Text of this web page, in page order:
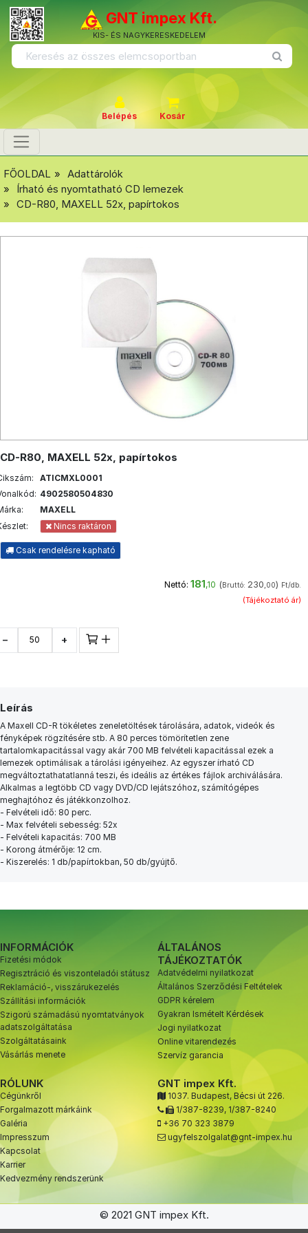
GNT impex Kft.
KIS- ÉS NAGYKERESKEDELEM
Belépés Kosár
FŐOLDAL
Adattárolók
Írható és nyomtatható CD lemezek
CD-R80, MAXELL 52x, papírtokos
CD-R80, MAXELL 52x, papírtokos
ATICMXL0001
4902580504830
MAXELL
Nincs raktáron
Csak rendelésre kapható
Nettó: 181,10 (Bruttó: 230,00) Ft/db.
(Tájékoztató ár)
− +
Leírás
A Maxell CD-R tökéletes zeneletöltések tárolására, adatok, videók és
fényképek rögzítésére stb. A 80 perces tömörítetlen zene
tartalomkapacitással vagy akár 700 MB felvételi kapacitással ezek a
lemezek optimálisak a tárolási igényeihez. Az egyszer írható CD
megváltoztathatatlanná teszi, és ideális az értékes fájlok archiválására.
Alkalmas a legtöbb CD vagy DVD/CD lejátszóhoz, számítógépes
meghajtóhoz és játékkonzolhoz.
- Felvételi idő: 80 perc.
- Max felvételi sebesség: 52x
- Felvételi kapacitás: 700 MB
- Korong átmérője: 12 cm.
- Kiszerelés: 1 db/papírtokban, 50 db/gyújtő.
INFORMÁCIÓK
Fizetési módok
Regisztráció és viszonteladói státusz
Reklamáció-, visszárukezelés
Szállítási információk
Szigorú számadású nyomtatványok
adatszolgáltatása
Szolgáltatásaink
Vásárlás menete
ÁLTALÁNOS
TÁJÉKOZTATÓK
Adatvédelmi nyilatkozat
Általános Szerződési Feltételek
GDPR kérelem
Gyakran Ismételt Kérdések
Jogi nyilatkozat
Online vitarendezés
Szervíz garancia
RÓLUNK
Cégünkről
Forgalmazott márkáink
Galéria
Impresszum
Kapcsolat
Karrier
Kedvezmény rendszerünk
GNT impex Kft.
1037. Budapest, Bécsi út 226.
1/387-8239, 1/387-8240
+36 70 323 3879
ugyfelszolgalat@gnt-impex.hu
© 2021 GNT impex Kft.